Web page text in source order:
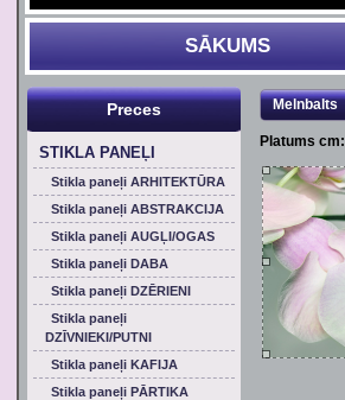
SĀKUMS
Melnbalts
Platums cm:
Preces
STIKLA PANEĻI
Stikla paneļi ARHITEKTŪRA
Stikla paneļi ABSTRAKCIJA
Stikla paneļi AUGĻI/OGAS
Stikla paneļi DABA
Stikla paneļi DZĒRIENI
Stikla paneļi
DZĪVNIEKI/PUTNI
Stikla paneļi KAFIJA
Stikla paneļi PĀRTIKA